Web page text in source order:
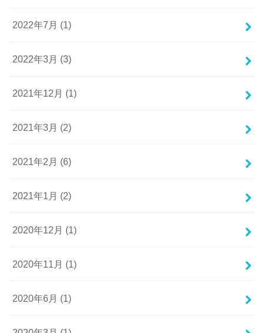
2022年7月 (1)
2022年3月 (3)
2021年12月 (1)
2021年3月 (2)
2021年2月 (6)
2021年1月 (2)
2020年12月 (1)
2020年11月 (1)
2020年6月 (1)